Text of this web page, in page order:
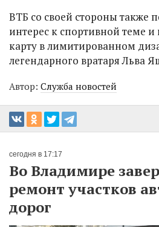
ВТБ со своей стороны также
интерес к спортивной теме
карту в лимитированном
легендарного вратаря Льва
Автор: Служба новостей
сегодня в 17:17
Во Владимире
ремонт участков
дорог